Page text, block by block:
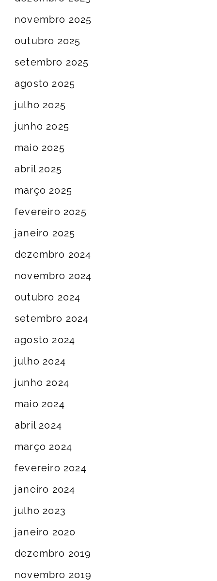
novembro 2025
outubro 2025
setembro 2025
agosto 2025
julho 2025
junho 2025
maio 2025
abril 2025
março 2025
fevereiro 2025
janeiro 2025
dezembro 2024
novembro 2024
outubro 2024
setembro 2024
agosto 2024
julho 2024
junho 2024
maio 2024
abril 2024
março 2024
fevereiro 2024
janeiro 2024
julho 2023
janeiro 2020
dezembro 2019
novembro 2019